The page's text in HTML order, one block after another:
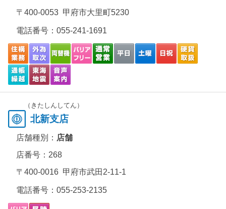
〒400-0053 甲府市大里町5230
電話番号： 055-241-1691
（きたしんしてん）
北新支店
店舗種別： 店舗
店番号：268
〒400-0016 甲府市武田2-11-1
電話番号： 055-253-2135